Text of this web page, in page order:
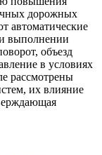
дорожных
автоматические
выполнении
объезд
в условиях
рассмотрены
их влияние